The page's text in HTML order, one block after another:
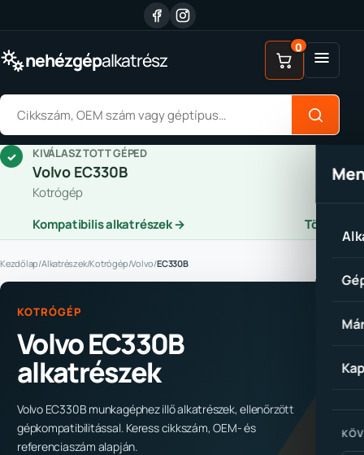
nehézgépalkatrész
Alkatrész keresése
0Menü
✓ KIVÁLASZTOTT GÉPED
Volvo EC330B
Kotrógép
Kompatibilis alkatrészek →
Törlés
Kezdőlap/Alkatrészek/Kotrógép/Volvo/EC330B
KOTRÓGÉP
Volvo EC330B
alkatrészek
Volvo EC330B munkagéphez illő alkatrészek, ellenőrzött
gépkompatibilitással. Keress cikkszám, OEM- és
referenciaszám alapján.